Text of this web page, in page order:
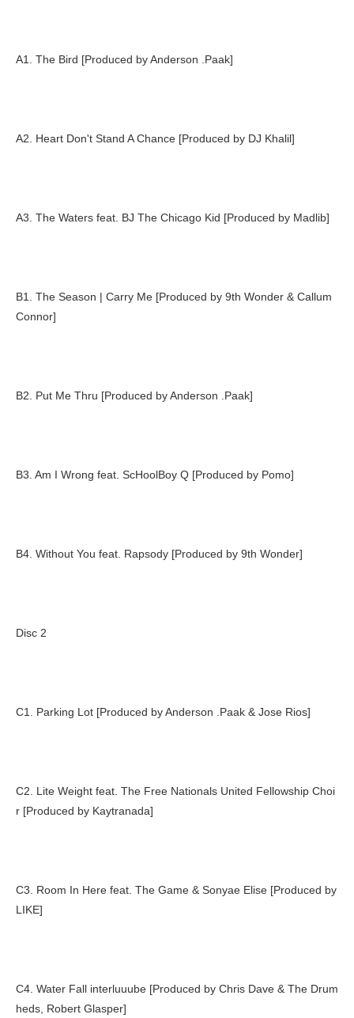
A1. The Bird [Produced by Anderson .Paak]
A2. Heart Don't Stand A Chance [Produced by DJ Khalil]
A3. The Waters feat. BJ The Chicago Kid [Produced by Madlib]
B1. The Season | Carry Me [Produced by 9th Wonder & Callum
Connor]
B2. Put Me Thru [Produced by Anderson .Paak]
B3. Am I Wrong feat. ScHoolBoy Q [Produced by Pomo]
B4. Without You feat. Rapsody [Produced by 9th Wonder]
Disc 2
C1. Parking Lot [Produced by Anderson .Paak & Jose Rios]
C2. Lite Weight feat. The Free Nationals United Fellowship Choi
r [Produced by Kaytranada]
C3. Room In Here feat. The Game & Sonyae Elise [Produced by
LIKE]
C4. Water Fall interluuube [Produced by Chris Dave & The Drum
heds, Robert Glasper]